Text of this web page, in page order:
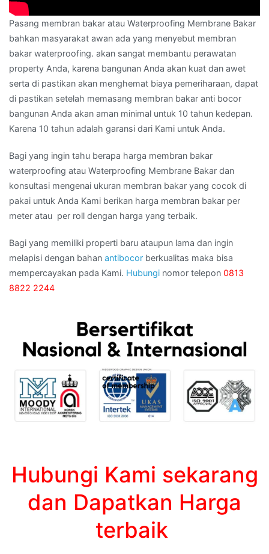
Pasang membran bakar atau Waterproofing Membrane Bakar
bahkan masyarakat awan ada yang menyebut membran
bakar waterproofing. akan sangat membantu perawatan
property Anda, karena bangunan Anda akan kuat dan awet
serta di pastikan akan menghemat biaya pemeriharaan, dapat
di pastikan setelah memasang membran bakar anti bocor
bangunan Anda akan aman minimal untuk 10 tahun kedepan.
Karena 10 tahun adalah garansi dari Kami untuk Anda.
Bagi yang ingin tahu berapa harga membran bakar
waterproofing atau Waterproofing Membrane Bakar dan
konsultasi mengenai ukuran membran bakar yang cocok di
pakai untuk Anda Kami berikan harga membran bakar per
meter atau per roll dengan harga yang terbaik.
Bagi yang memiliki properti baru ataupun lama dan ingin
melapisi dengan bahan antibocor berkualitas maka bisa
mempercayakan pada Kami. Hubungi nomor telepon 0813
8822 2244
Hubungi Kami sekarang
dan Dapatkan Harga
terbaik